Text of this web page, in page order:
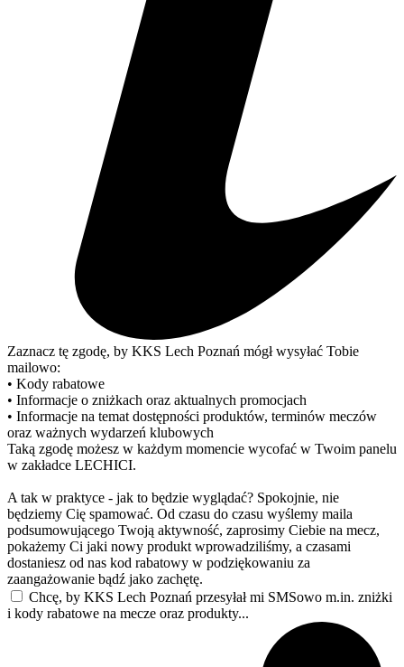
Zaznacz tę zgodę, by KKS Lech Poznań mógł wysyłać Tobie
mailowo:
• Kody rabatowe
• Informacje o zniżkach oraz aktualnych promocjach
• Informacje na temat dostępności produktów, terminów meczów
oraz ważnych wydarzeń klubowych
Taką zgodę możesz w każdym momencie wycofać w Twoim panelu
w zakładce LECHICI.
A tak w praktyce - jak to będzie wyglądać? Spokojnie, nie
będziemy Cię spamować. Od czasu do czasu wyślemy maila
podsumowującego Twoją aktywność, zaprosimy Ciebie na mecz,
pokażemy Ci jaki nowy produkt wprowadziliśmy, a czasami
dostaniesz od nas kod rabatowy w podziękowaniu za
zaangażowanie bądź jako zachętę.
Chcę, by KKS Lech Poznań przesyłał mi SMSowo m.in. zniżki
i kody rabatowe na mecze oraz produkty...